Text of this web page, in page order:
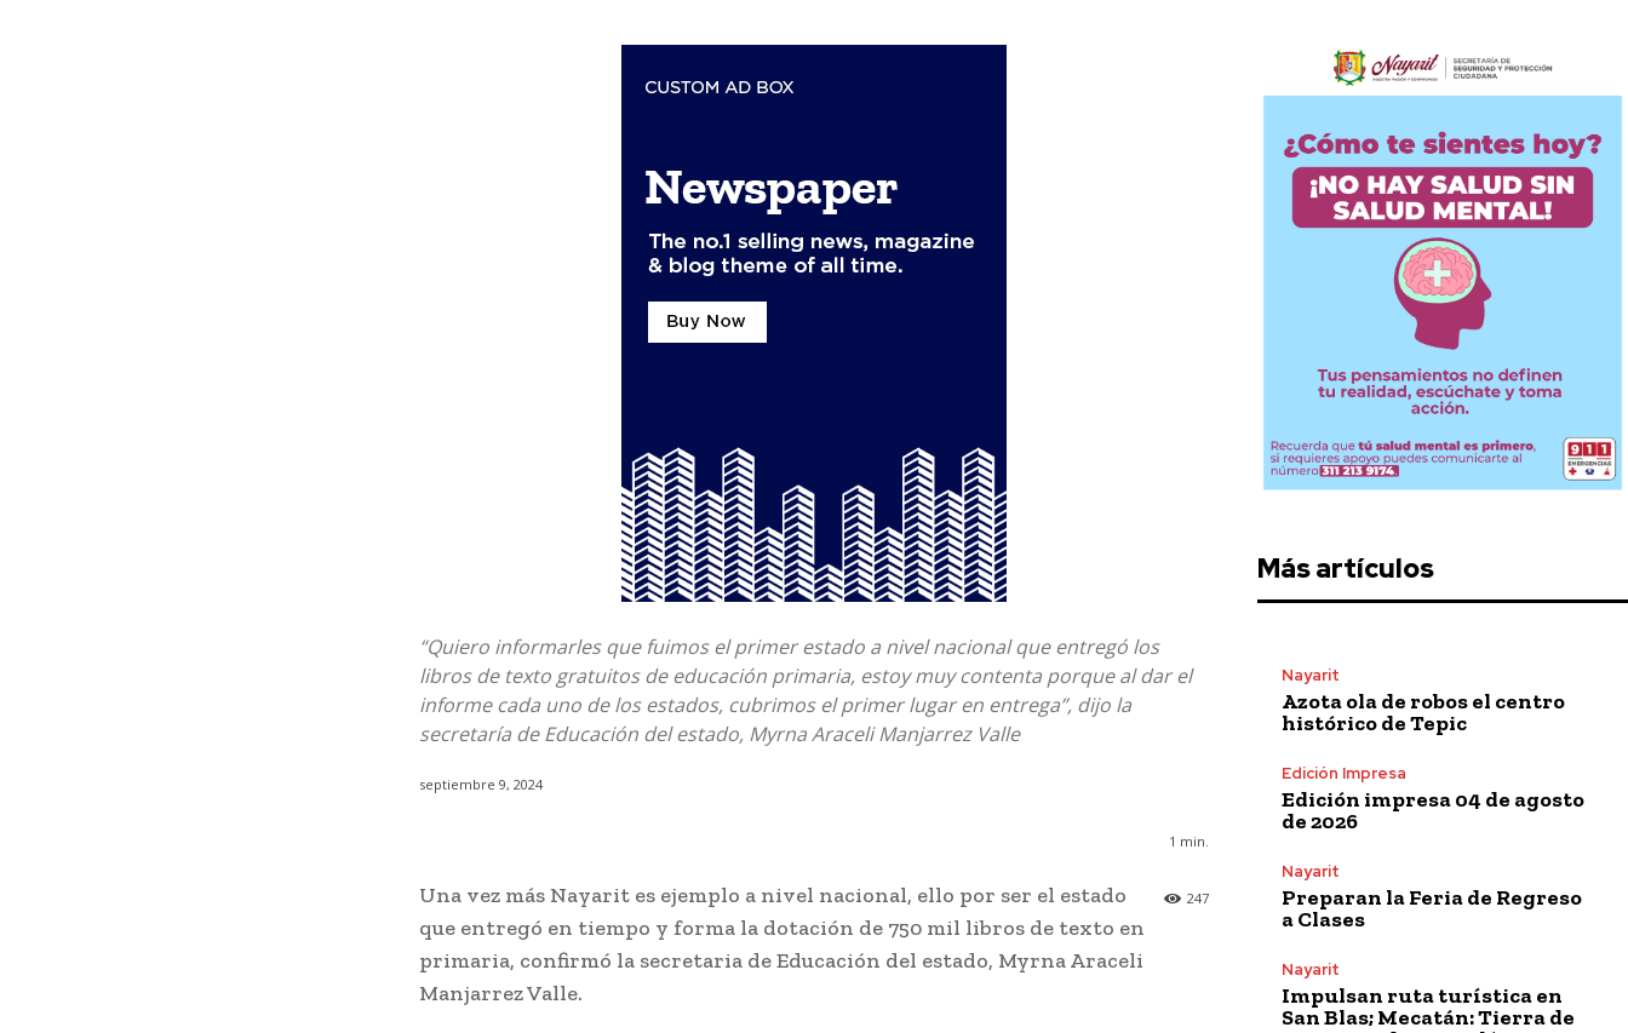
“Quiero informarles que fuimos el primer estado a nivel nacional que entregó los
libros de texto gratuitos de educación primaria, estoy muy contenta porque al dar el
informe cada uno de los estados, cubrimos el primer lugar en entrega”, dijo la
secretaría de Educación del estado, Myrna Araceli Manjarrez Valle
septiembre 9, 2024
1 min.
247
Una vez más Nayarit es ejemplo a nivel nacional, ello por ser el estado
que entregó en tiempo y forma la dotación de 750 mil libros de texto en
primaria, confirmó la secretaria de Educación del estado, Myrna Araceli
Manjarrez Valle.
Más artículos
Nayarit
Azota ola de robos el centro
histórico de Tepic
Edición Impresa
Edición impresa 04 de agosto
de 2026
Nayarit
Preparan la Feria de Regreso
a Clases
Nayarit
Impulsan ruta turística en
San Blas; Mecatán: Tierra de